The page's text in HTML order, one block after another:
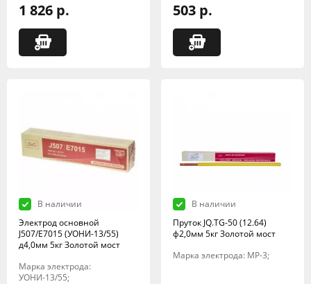
1 826 р. 503 р.
В наличии
Электрод основной
J507/E7015 (УОНИ-13/55)
д4,0мм 5кг Золотой мост
Марка электрода:
УОНИ-13/55;
В наличии
Пруток JQ.TG-50 (12.64)
ф2,0мм 5кг Золотой мост
Марка электрода: МР-3;